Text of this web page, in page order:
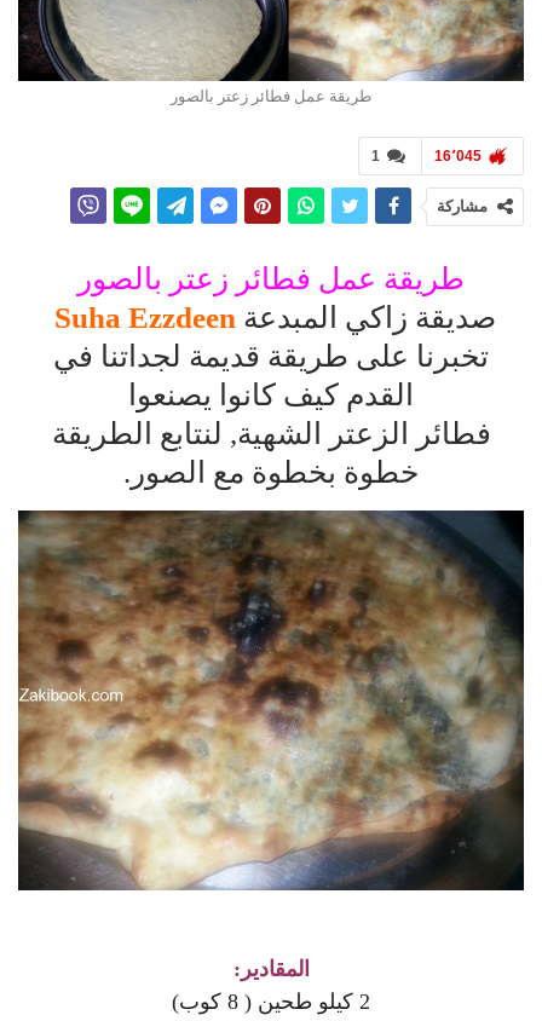
طريقة عمل فطائر زعتر بالصور
1 16٬045
مشاركة
طريقة عمل فطائر زعتر بالصور
صديقة زاكي المبدعة Suha Ezzdeen
تخبرنا على طريقة قديمة لجداتنا في
القدم كيف كانوا يصنعوا
فطائر الزعتر الشهية, لنتابع الطريقة
خطوة بخطوة مع الصور.
المقادير:
2 كيلو طحين ( 8 كوب)